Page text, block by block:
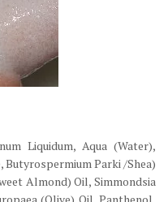
Liquidum, Aqua (Water),
Parki /Shea)
Almond) Oil, Simmondsia
(Olive) Oil, Panthenol,